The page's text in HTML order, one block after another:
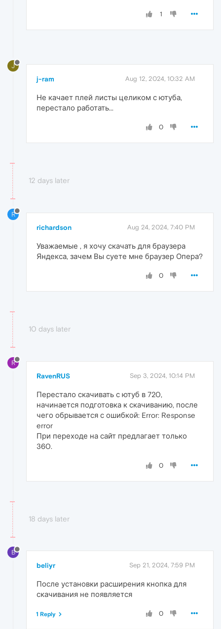
1
J
j-ram Aug 12, 2024, 10:32 AM
Не качает плей листы целиком с ютуба,
перестало работать...
0
12 days later
R
richardson Aug 24, 2024, 7:40 PM
Уважаемые , я хочу скачать для браузера
Яндекса, зачем Вы суете мне браузер Опера?
0
10 days later
R
RavenRUS Sep 3, 2024, 10:14 PM
Перестало скачивать с ютуб в 720,
начинается подготовка к скачиванию, после
чего обрывается с ошибкой: Error: Response
error
При переходе на сайт предлагает только
360.
0
18 days later
B
beliyr Sep 21, 2024, 7:59 PM
После установки расширения кнопка для
скачивания не появляется
0
1 Reply